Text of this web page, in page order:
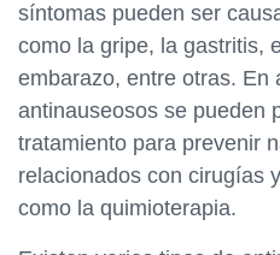
síntomas pueden ser
como la gripe, la gastritis,
embarazo, entre otras. En
antinauseosos se pueden
tratamiento para prevenir
relacionados con cirugías
como la quimioterapia.